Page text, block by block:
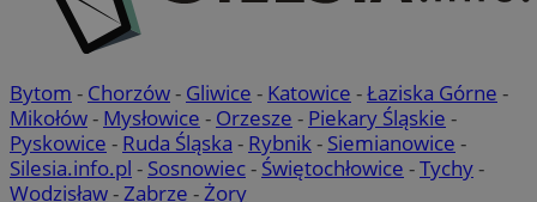
Bytom - Chorzów- Gliwice - Katowice -Łaziska Górne -
Mikołów- Mysłowice - Orzesze - Piekary Śląskie -
Pyskowice - Ruda Śląska - Rybnik - Siemianowice -
Silesia.info.pl - Sosnowiec- Świętochłowice -Tychy-
Wodzisław- Zabrze - Żory